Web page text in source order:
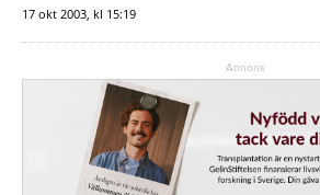
17 okt 2003, kl 15:19
Annons